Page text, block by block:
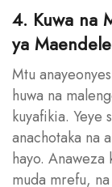
4. Kuwa na
ya
Mtu
huwa na
kuyafikia. Yeye
anachotaka na
hayo. Anaweza
muda mrefu,